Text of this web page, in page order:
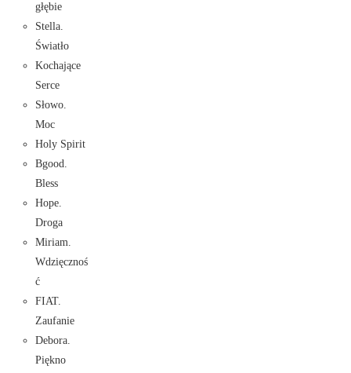
głębie
Stella.
Światło
Kochające
Serce
Słowo.
Moc
Holy Spirit
Bgood.
Bless
Hope.
Droga
Miriam.
Wdzięcznoś
ć
FIAT.
Zaufanie
Debora.
Piękno